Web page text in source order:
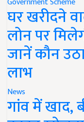
घर खरीदने
लोन पर
जानें कौन
लाभ
News
गांव में खाद,